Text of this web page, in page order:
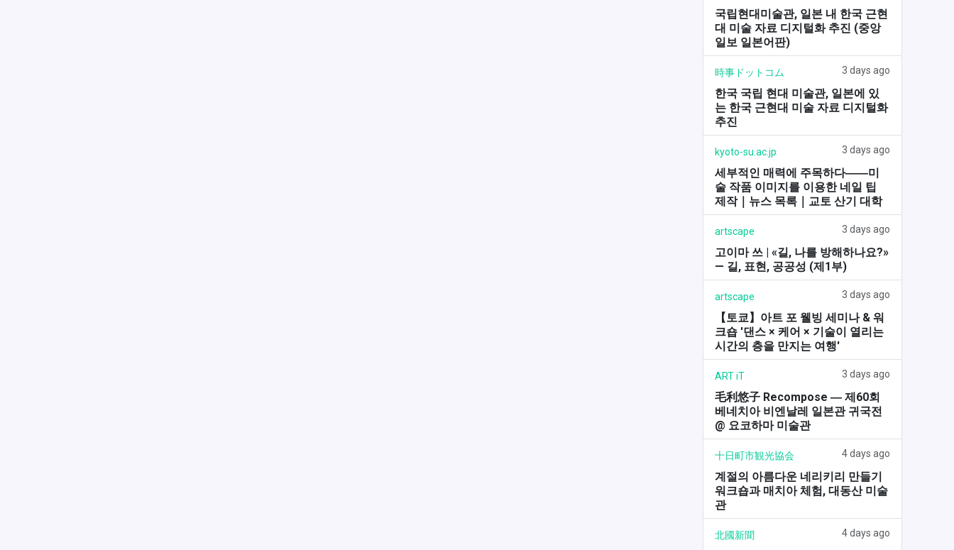
국립현대미술관, 일본 내 한국 근현
대 미술 자료 디지털화 추진 (중앙
일보 일본어판)
時事ドットコム 3 days ago
한국 국립 현대 미술관, 일본에 있
는 한국 근현대 미술 자료 디지털화
추진
kyoto-su.ac.jp 3 days ago
세부적인 매력에 주목하다――미
술 작품 이미지를 이용한 네일 팁
제작｜뉴스 목록｜교토 산기 대학
artscape 3 days ago
고이마 쓰 | «길, 나를 방해하나요?»
— 길, 표현, 공공성 (제1부)
artscape 3 days ago
【토쿄】아트 포 웰빙 세미나 & 워
크숍 '댄스 × 케어 × 기술이 열리는
시간의 층을 만지는 여행'
ART iT 3 days ago
毛利悠子 Recompose ― 제60회
베네치아 비엔날레 일본관 귀국전
@ 요코하마 미술관
十日町市観光協会 4 days ago
계절의 아름다운 네리키리 만들기
워크숍과 매치아 체험, 대동산 미술
관
北國新聞 4 days ago